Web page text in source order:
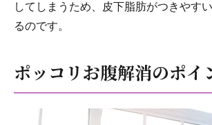
してしまうため、皮下脂肪がつきやす
るのです。
ポッコリお腹解消のポイ